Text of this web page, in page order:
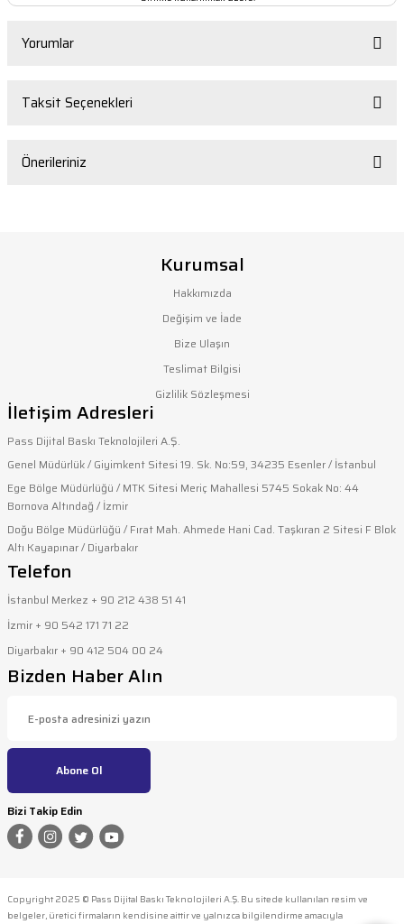
Yorumlar
Taksit Seçenekleri
Önerileriniz
konularda yetersiz gördüğünüz noktaları öneri formunu
kullanarak tarafımıza iletebilirsiniz.
Görüş ve önerileriniz için teşekkür ederiz.
Ürün resmi kalitesiz, bozuk veya görüntülenemiyor.
Ürün açıklamasında eksik bilgiler bulunuyor.
Ürün bilgilerinde hatalar bulunuyor.
Ürün fiyatı diğer sitelerden daha pahalı.
Bu ürüne benzer farklı alternatifler olmalı.
Kurumsal
Hakkımızda
Değişim ve İade
Bize Ulaşın
Teslimat Bilgisi
Gizlilik Sözleşmesi
İletişim Adresleri
Pass Dijital Baskı Teknolojileri A.Ş.
Genel Müdürlük / Giyimkent Sitesi 19. Sk. No:59, 34235 Esenler / İstanbul
Ege Bölge Müdürlüğü / MTK Sitesi Meriç Mahallesi 5745 Sokak No: 44
Bornova Altındağ / İzmir
Doğu Bölge Müdürlüğü / Fırat Mah. Ahmede Hani Cad. Taşkıran 2 Sitesi F Blok
Altı Kayapınar / Diyarbakır
Telefon
İstanbul Merkez + 90 212 438 51 41
İzmir + 90 542 171 71 22
Diyarbakır + 90 412 504 00 24
Bizden Haber Alın
Abone Ol
Bizi Takip Edin
Copyright 2025 © Pass Dijital Baskı Teknolojileri A.Ş. Bu sitede kullanılan resim ve
belgeler, üretici firmaların kendisine aittir ve yalnızca bilgilendirme amacıyla